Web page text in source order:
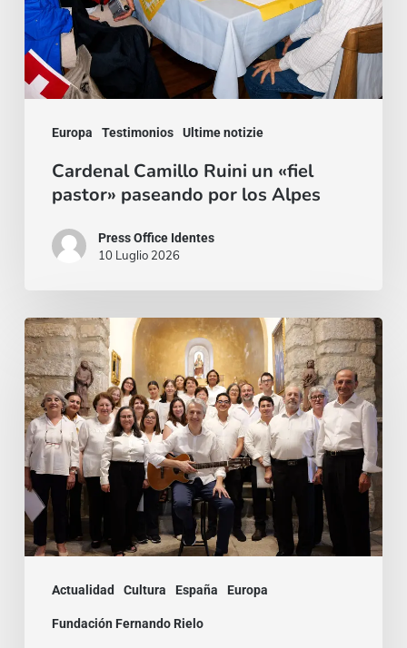
Europa Testimonios Ultime notizie
paseando
por
los
Cardenal Camillo Ruini un «fiel
pastor» paseando por los Alpes
Press Office Identes
10 Luglio 2026
Actualidad Cultura España Europa
Fundación Fernando Rielo
La
voz
que
une:
nace
la
Coral
Fernando